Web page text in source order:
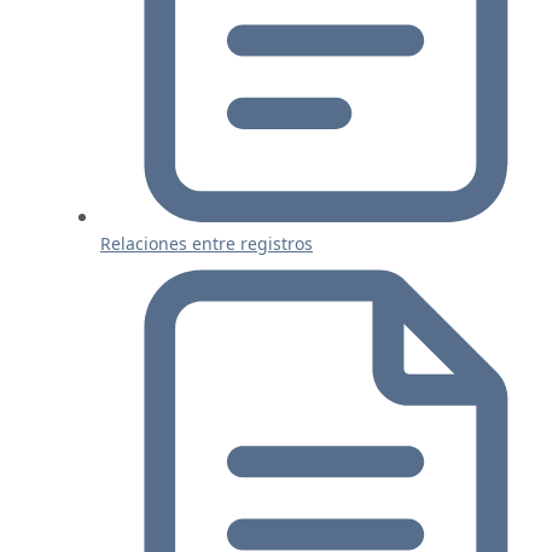
Relaciones entre registros